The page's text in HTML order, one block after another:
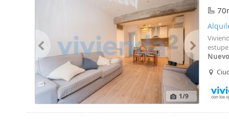
1/9
Nuevo
con